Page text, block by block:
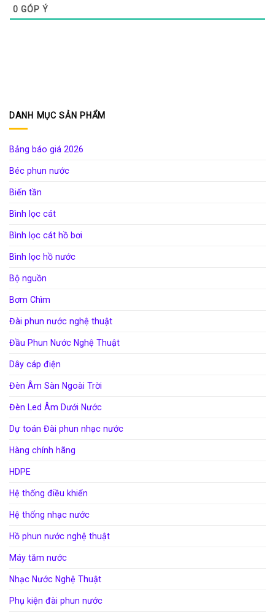
0 GÓP Ý
DANH MỤC SẢN PHẨM
Bảng báo giá 2026
Béc phun nước
Biến tần
Bình lọc cát
Bình lọc cát hồ bơi
Bình lọc hồ nước
Bộ nguồn
Bơm Chìm
Đài phun nước nghệ thuật
Đầu Phun Nước Nghệ Thuật
Dây cáp điện
Đèn Âm Sàn Ngoài Trời
Đèn Led Âm Dưới Nước
Dự toán Đài phun nhạc nước
Hàng chính hãng
HDPE
Hệ thống điều khiển
Hệ thống nhạc nước
Hồ phun nước nghệ thuật
Máy tăm nước
Nhạc Nước Nghệ Thuật
Phụ kiện đài phun nước